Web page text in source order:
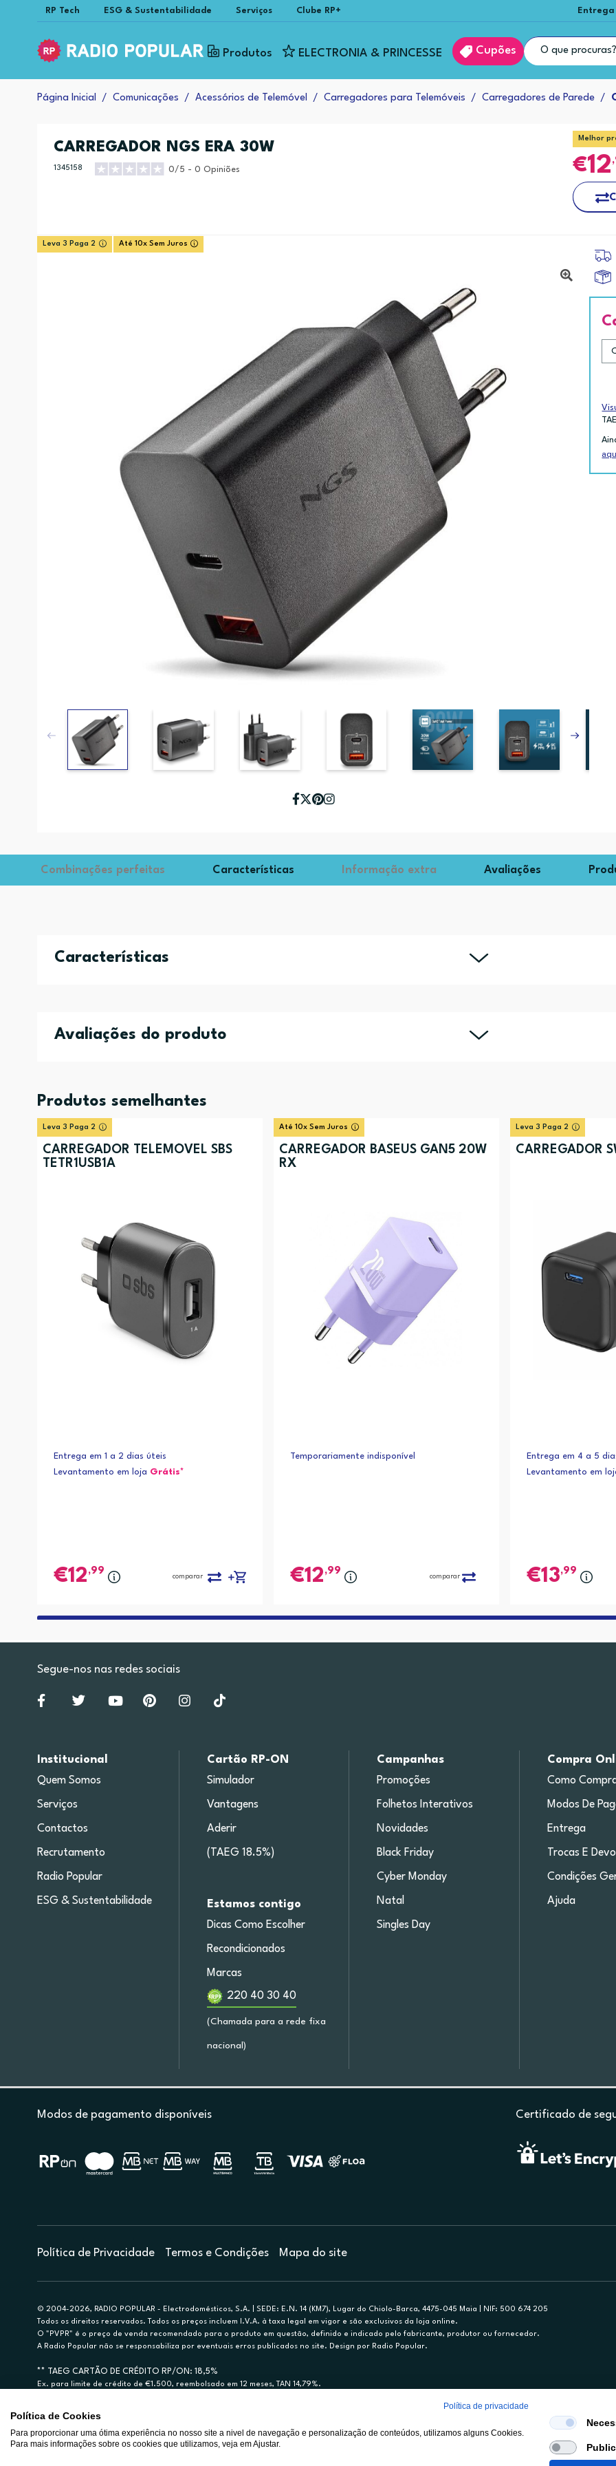
RP Tech ESG & Sustentabilidade Serviços Clube RP+
Produtos ELECTRONIA & PRINCESSE Cupões
Página Inicial Comunicações Acessórios de Telemóvel Carregadores para Telemóveis Carregadores de Parede
CARREGADOR NGS ERA 30W
1345158 0/5 - 0 Opiniões
Melhor
12
Leva 3 Paga 2 Até 10x Sem Juros
Combinações perfeitas Características Informação extra Avaliações
Características
Avaliações do produto
Produtos semelhantes
Leva 3 Paga 2
CARREGADOR TELEMÓVEL SBS
TETR1USB1A
Entrega em 1 a 2 dias úteis
Levantamento em loja Grátis*
12 ,99
comparar
Até 10x Sem Juros
CARREGADOR BASEUS GAN5 20W
RX
Temporariamente indisponível
12 ,99
comparar
Leva 3 Paga 2
CARREGADOR
Entrega em 4 a 5
Levantamento em
13,99
Segue-nos nas redes sociais
Institucional
Quem Somos
Serviços
Contactos
Recrutamento
Radio Popular
ESG & Sustentabilidade
Cartão RP-ON
Simulador
Vantagens
Aderir
(TAEG 18.5%)
Estamos contigo
Dicas Como Escolher
Recondicionados
Marcas
220 40 30 40
(Chamada para a rede fixa
nacional)
Campanhas
Promoções
Folhetos Interativos
Novidades
Black Friday
Cyber Monday
Natal
Singles Day
Compra
Como
Modos De
Entrega
Trocas E
Condições
Ajuda
Modos de pagamento disponíveis Certificado de
Política de Privacidade Termos e Condições Mapa do site
© 2004-2026, RADIO POPULAR - Electrodomésticos, S.A. | SEDE: E.N. 14 (KM7), Lugar do Chiolo-Barca, 4475-045 Maia | NIF: 500 674 205
Todos os direitos reservados. Todos os preços incluem I.V.A. à taxa legal em vigor e são exclusivos da loja online.
O "PVPR" é o preço de venda recomendado para o produto em questão, definido e indicado pelo fabricante, produtor ou fornecedor.
A Radio Popular não se responsabiliza por eventuais erros publicados no site. Design por Radio Popular.
** TAEG CARTÃO DE CRÉDITO RP/ON: 18,5%
Ex. para limite de crédito de €1.500, reembolsado em 12 meses, TAN 14,79%.
A Rádio Popular – Eletrodomésticos S.A. (Registo BdP848) atua como intermediário de crédito a título acessório e com exclusividade (registo BdP 2314.)
Política de privacidade
Política de Cookies
Para proporcionar uma ótima experiência no nosso site a nivel de navegação e personalização de conteúdos, utilizamos alguns Cookies.
Para mais informações sobre os cookies que utilizamos, veja em Ajustar.